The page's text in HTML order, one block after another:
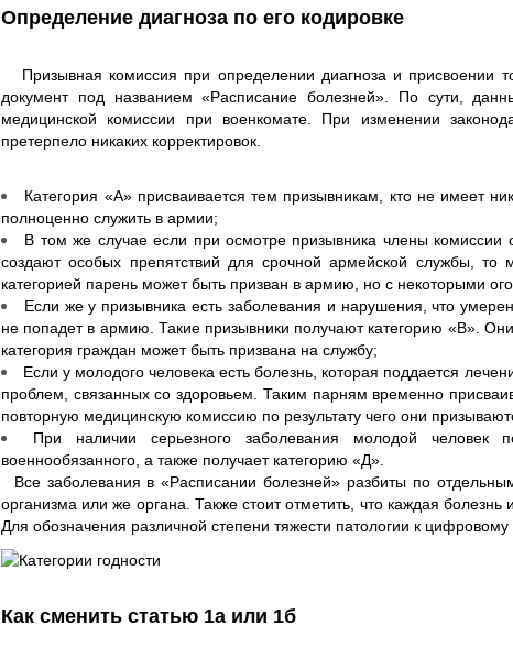
Определение диагноза по его кодировке
Призывная комиссия при определении диагноза и присвоении
документ под названием «Расписание болезней». По сути,
медицинской комиссии при военкомате. При изменении
претерпело никаких корректировок.
Категория «А» присваивается тем призывникам, кто не имеет
полноценно служить в армии;
В том же случае если при осмотре призывника члены комиссии
создают особых препятствий для срочной армейской службы, то
категорией парень может быть призван в армию, но с некоторыми
Если же у призывника есть заболевания и нарушения, что
не попадет в армию. Такие призывники получают категорию «В».
категория граждан может быть призвана на службу;
Если у молодого человека есть болезнь, которая поддается
проблем, связанных со здоровьем. Таким парням временно
повторную медицинскую комиссию по результату чего они
При наличии серьезного заболевания молодой человек
военнообязанного, а также получает категорию «Д».
Все заболевания в «Расписании болезней» разбиты по
организма или же органа. Также стоит отметить, что каждая болезнь
Для обозначения различной степени тяжести патологии к
Как сменить статью 1а или 1б